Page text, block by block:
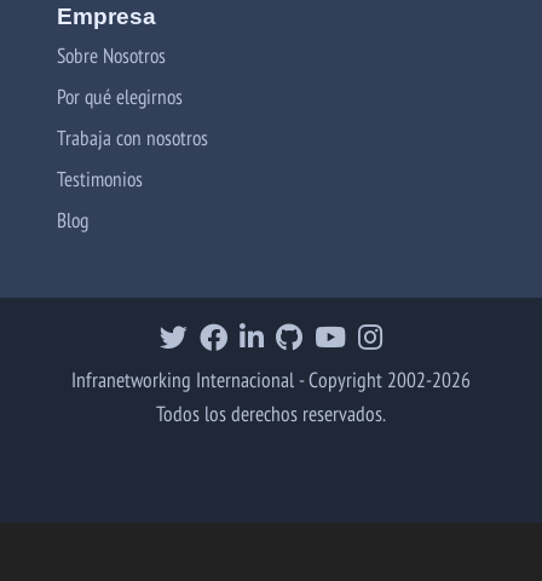
Empresa
Sobre Nosotros
Por qué elegirnos
Trabaja con nosotros
Testimonios
Blog
Infranetworking Internacional - Copyright 2002-2026
Todos los derechos reservados.